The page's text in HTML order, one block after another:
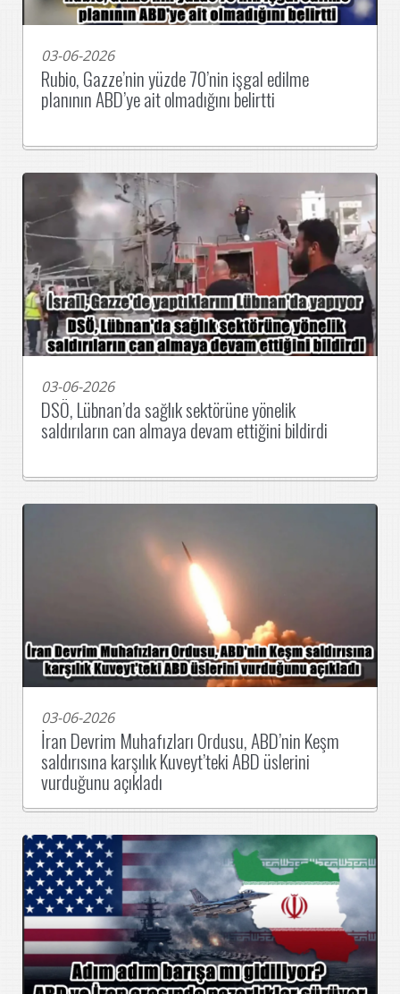
03-06-2026
Rubio, Gazze’nin yüzde 70’nin işgal edilme
planının ABD’ye ait olmadığını belirtti
03-06-2026
DSÖ, Lübnan’da sağlık sektörüne yönelik
saldırıların can almaya devam ettiğini bildirdi
03-06-2026
İran Devrim Muhafızları Ordusu, ABD’nin Keşm
saldırısına karşılık Kuveyt’teki ABD üslerini
vurduğunu açıkladı